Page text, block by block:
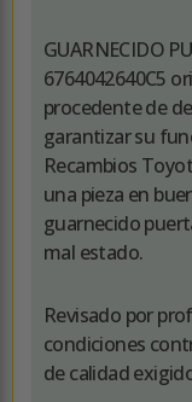
GUARNECIDO
6764042640C5
procedente de
garantizar su
Recambios
una pieza en
guarnecido
mal estado.
Revisado por
condiciones
de calidad